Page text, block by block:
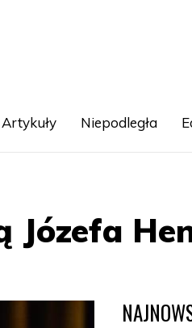
Artykuły Niepodległa
Józefa